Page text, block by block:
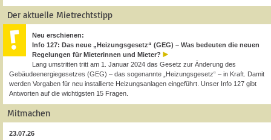
Der aktuelle Mietrechtstipp
Neu erschienen:
Info 127: Das neue „Heizungsgesetz“ (GEG) – Was bedeuten die neuen
Regelungen für Mieterinnen und Mieter?
Lang umstritten tritt am 1. Januar 2024 das Gesetz zur Änderung des
Gebäudeenergiegesetzes (GEG) – das sogenannte „Heizungsgesetz“ – in Kraft. Damit
werden Vorgaben für neu installierte Heizungsanlagen eingeführt. Unser Info 127 gibt
Antworten auf die wichtigsten 15 Fragen.
Mitmachen
23.07.26